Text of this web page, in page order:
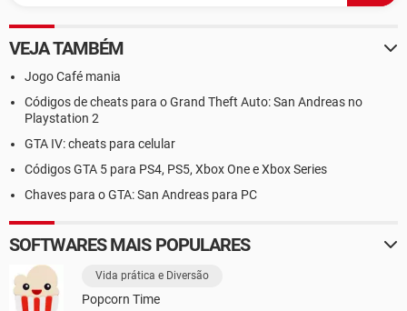
VEJA TAMBÉM
Jogo Café mania
Códigos de cheats para o Grand Theft Auto: San Andreas no
Playstation 2
GTA IV: cheats para celular
Códigos GTA 5 para PS4, PS5, Xbox One e Xbox Series
Chaves para o GTA: San Andreas para PC
SOFTWARES MAIS POPULARES
Vida prática e Diversão
Popcorn Time